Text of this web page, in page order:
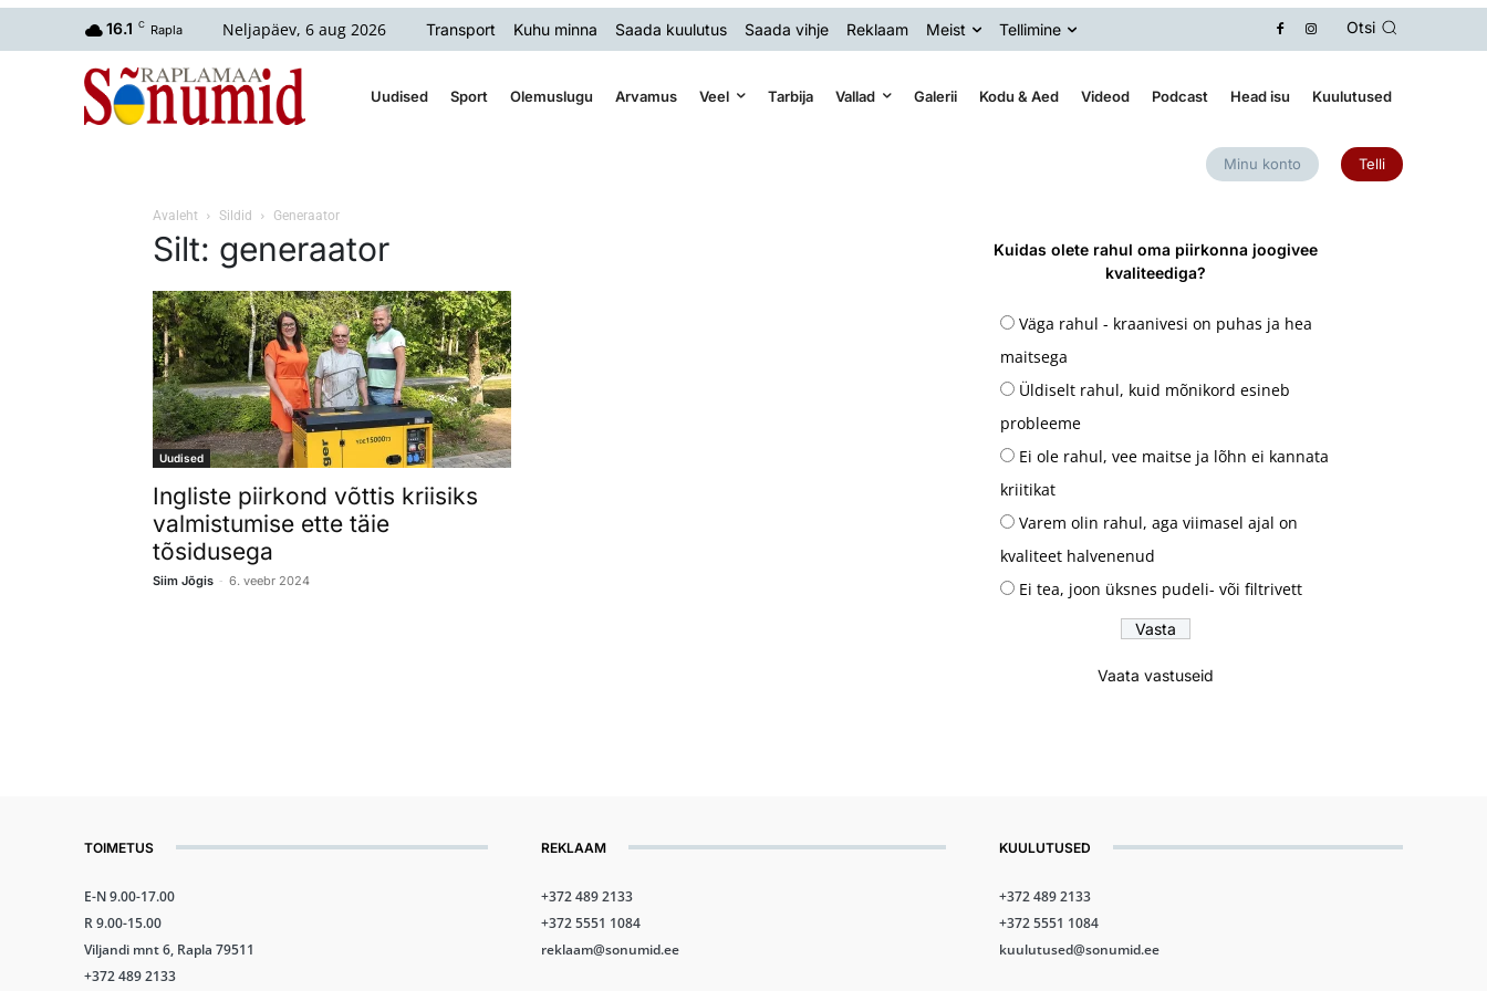
16.1 C Rapla Neljapäev, 6 aug 2026 Transport Kuhu minna Saada kuulutus Saada vihje Reklaam Meist Tellimine Otsi
Uudised Sport Olemuslugu Arvamus Veel Tarbija Vallad Galerii Kodu & Aed Videod Podcast Head isu Kuulutused
Minu konto Telli
Avaleht Sildid Generaator
Silt: generaator
Uudised
Ingliste piirkond võttis kriisiks
valmistumise ette täie
tõsidusega
Siim Jõgis - 6. veebr 2024
Kuidas olete rahul oma piirkonna joogivee
kvaliteediga?
Väga rahul - kraanivesi on puhas ja hea
maitsega
Üldiselt rahul, kuid mõnikord esineb
probleeme
Ei ole rahul, vee maitse ja lõhn ei kannata
kriitikat
Varem olin rahul, aga viimasel ajal on
kvaliteet halvenenud
Ei tea, joon üksnes pudeli- või filtrivett
Vaata vastuseid
TOIMETUS
E-N 9.00-17.00
R 9.00-15.00
Viljandi mnt 6, Rapla 79511
+372 489 2133
REKLAAM
+372 489 2133
+372 5551 1084
reklaam@sonumid.ee
KUULUTUSED
+372 489 2133
+372 5551 1084
kuulutused@sonumid.ee